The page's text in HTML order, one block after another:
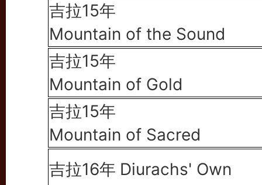
吉拉15年
Mountain of the Sound
吉拉15年
Mountain of Gold
吉拉15年
Mountain of Sacred
吉拉16年 Diurachs' Own